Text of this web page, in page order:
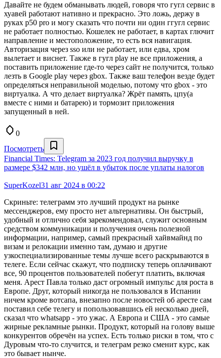
Давайте не будем обманывать людей, говоря что гугл сервис в
хуавей работают нативно и прекрасно. Это ложь, держу в
руках p50 pro и могу сказать что почти ни один ггугл сервис
не работает полностью. Кошелек не работает, в картах глючит
направление и местоположение, то есть вся навигация.
Авторизация через sso или не работает, или едва, хром
вылетает и виснет. Также в гугл play не все приложения, а
поставить приложение где-то через сайт не получится, только
лезть в Google play через gbox. Также ваш телефон везде будет
определяться неправильной моделью, потому что gbox - это
виртуалка. А что делает виртуалка? Жрёт память, цпу(а
вместе с ними и батарею) и тормозит приложения
запущенный в ней.
0
Посмотреть
Financial Times: Telegram за 2023 год получил выручку в
размере $342 млн, но ушёл в убыток после уплаты налогов
SuperKozel31 авг 2024 в 00:22
Скриньте: телеграмм это лучший продукт на рынке
мессенджеров, ему просто нет альтернативы. Он быстрый,
удобный и отлично себя зарекомендовал, служит основным
средством коммуникации и получения очень полезной
информации, например, самый прекрасный хайвмайнд по
визам и релокации именно там, думаю и другие
узкоспециализированные темы лучше всего раскрываются в
телеге. Если сейчас скажут, что подписку теперь оплачивают
все, 90 процентов пользователей побегут платить, включая
меня. Арест Павла только даст огромный импульс для роста в
Европе. Друг, который никогда не пользовался в Испании
ничем кроме вотсапа, внезапно после новостей об аресте сам
поставил себе телегу и попользовавшись ей несколько дней,
сказал что whatsapp - это ужас. А Европа и США - это самые
жирные рекламные рынки. Продукт, который на голову выше
конкурентов обречён на успех. Есть только риски в том, что с
Дуровым что-то случится, и телеграм резко сменит курс, как
это бывает нынче.